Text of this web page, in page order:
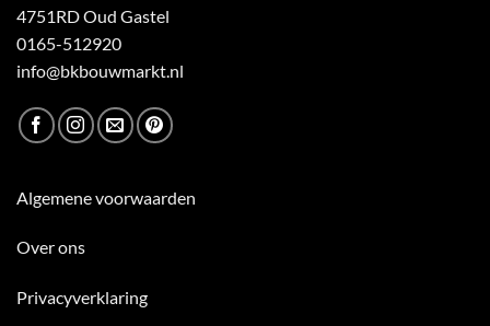
4751RD Oud Gastel
0165-512920
info@bkbouwmarkt.nl
Algemene voorwaarden
Over ons
Privacyverklaring